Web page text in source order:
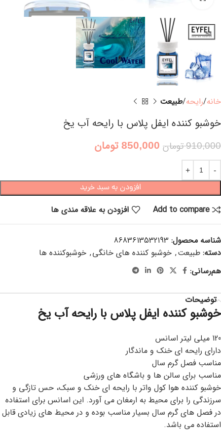
خانه رایحه طبیعت
خوشبو کننده ایفل پلاس با رایحه آب یخ
910,000 تومان 850,000 تومان
افزودن به سبد خرید
Add to compare افزودن به علاقه مندی ها
شناسه محصول: 8683613532193
دسته: طبیعت, خوشبو کننده های خانگی, خوشبوکننده ها
هم‌رسانی:
توضیحات
خوشبو کننده ایفل پلاس با رایحه آب یخ
120 میلی لیتر اسانس
دارای رایحه ای خنک و ماندگار
مناسب فصل گرم سال
مناسب برای سالن ها و باشگاه های ورزشی
خوشبو کننده هوا کول واتر با رایحه ای خنک و سبک، حس تازگی و
سرزندگی را برای محیط به ارمغان می آورد. این اسانس برای استفاده
در فصل های گرم سال بسیار مناسب بوده و در محیط های زیادی قابل
استفاده می باشد.